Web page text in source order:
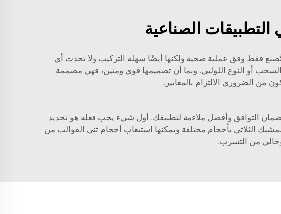
الصناعية
فقط وفق عملية صحية ولكنها أيضًا سهلة التركيب ولا تحدث أي
أو النوع اللولبي. وبما أن تصميمها قوي ومتين، فهي مصممة
من الضروري الالتزام بالمعايير.
لضمان التوافق وأفضل ملاءمة لتطبيقك. أول شيء يجب فعله هو تحديد
الثلاثي بأحجام مختلفة ويمكنها استيعاب أحجام ثني القوالب من
من التسرب.